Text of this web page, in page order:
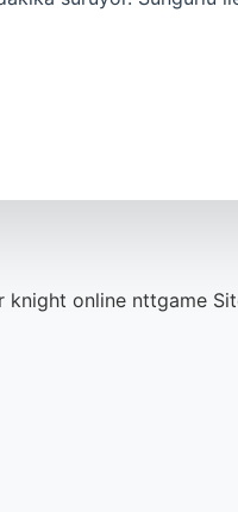
knight online nttgame